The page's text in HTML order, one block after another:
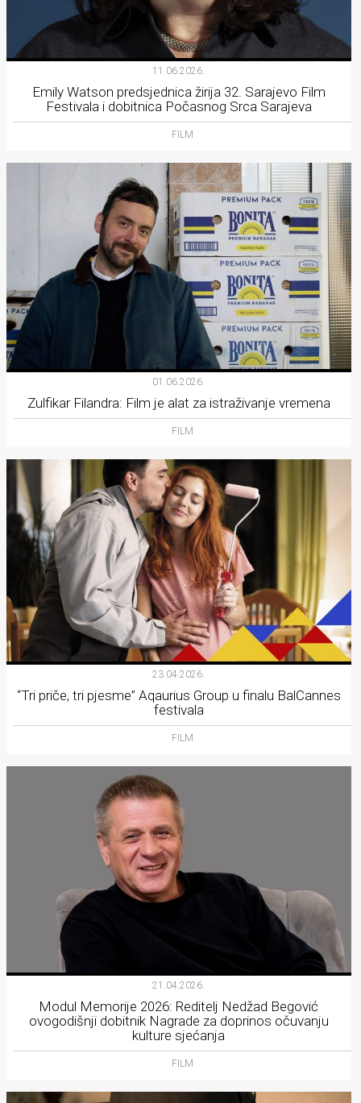
11.06.2026.
Emily Watson predsjednica žirija 32. Sarajevo Film
Festivala i dobitnica Počasnog Srca Sarajeva
FILM
01.06.2026.
Zulfikar Filandra: Film je alat za istraživanje vremena
FILM
23.04.2026.
“Tri priče, tri pjesme” Aqaurius Group u finalu BalCannes
festivala
FILM
21.04.2026.
Modul Memorije 2026: Reditelj Nedžad Begović
ovogodišnji dobitnik Nagrade za doprinos očuvanju
kulture sjećanja
FILM